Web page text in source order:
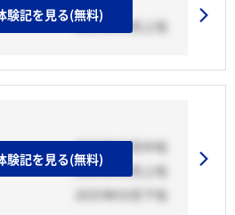
2025年03月上旬
験記を見る(無料)
2025年02月中旬
2025年03月上旬
2025年03月下旬
験記を見る(無料)